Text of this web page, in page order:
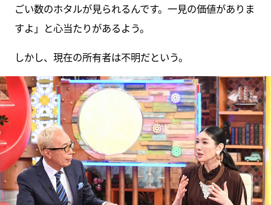
ごい数のホタルが見られるんです。一見の価値がありま
すよ」と心当たりがあるよう。
しかし、現在の所有者は不明だという。